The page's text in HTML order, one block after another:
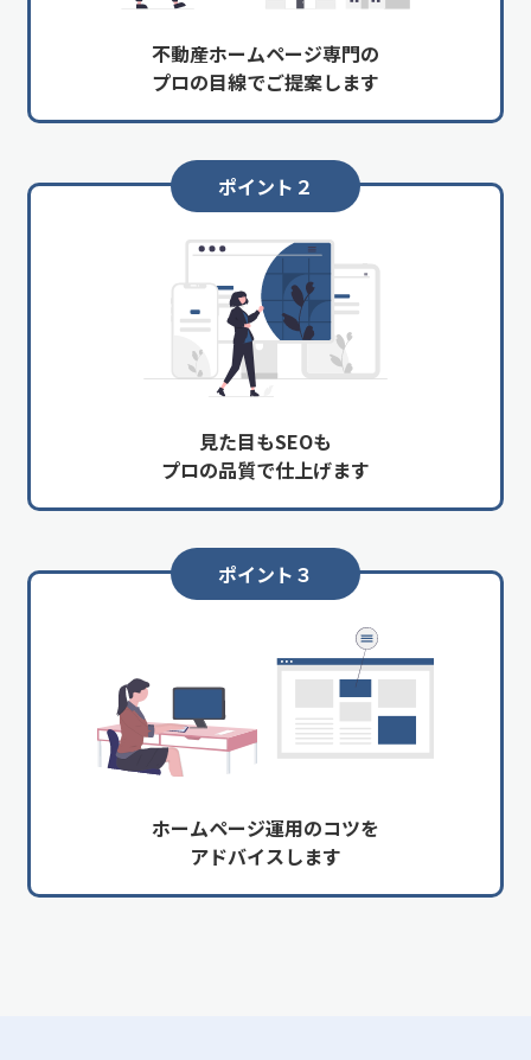
不動産ホームページ専門の
プロの目線でご提案します
ポイント２
見た目もSEOも
プロの品質で仕上げます
ポイント３
ホームページ運用のコツを
アドバイスします